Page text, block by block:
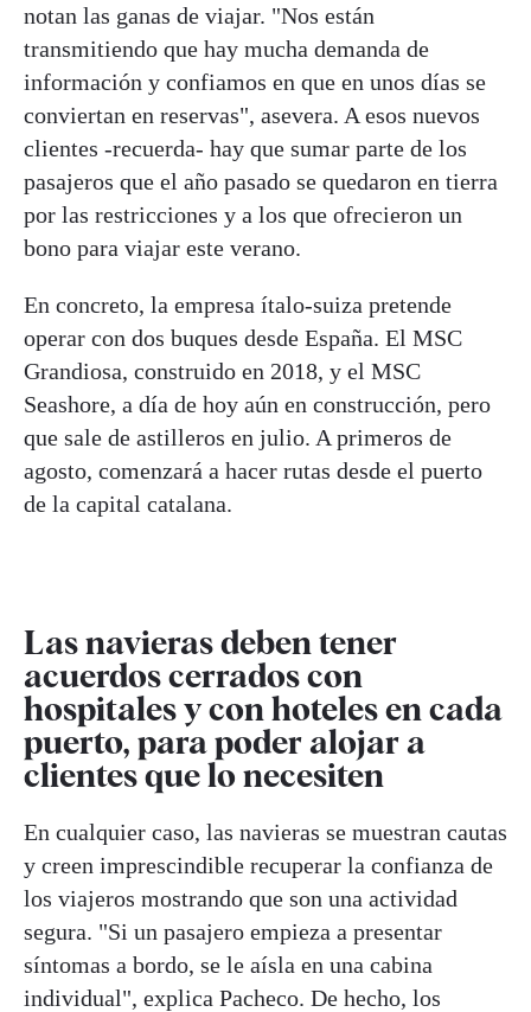
notan las ganas de viajar. "Nos están
transmitiendo que hay mucha demanda de
información y confiamos en que en unos días se
conviertan en reservas", asevera. A esos nuevos
clientes -recuerda- hay que sumar parte de los
pasajeros que el año pasado se quedaron en tierra
por las restricciones y a los que ofrecieron un
bono para viajar este verano.
En concreto, la empresa ítalo-suiza pretende
operar con dos buques desde España. El MSC
Grandiosa, construido en 2018, y el MSC
Seashore, a día de hoy aún en construcción, pero
que sale de astilleros en julio. A primeros de
agosto, comenzará a hacer rutas desde el puerto
de la capital catalana.
Las navieras deben tener
acuerdos cerrados con
hospitales y con hoteles en cada
puerto, para poder alojar a
clientes que lo necesiten
En cualquier caso, las navieras se muestran cautas
y creen imprescindible recuperar la confianza de
los viajeros mostrando que son una actividad
segura. "Si un pasajero empieza a presentar
síntomas a bordo, se le aísla en una cabina
individual", explica Pacheco. De hecho, los